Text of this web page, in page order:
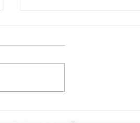
このホッコリ感
ざいました。 「施術しながら私